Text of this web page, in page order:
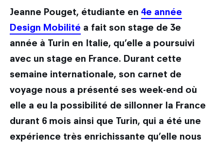
Jeanne Pouget, étudiante en 4e année
Design Mobilité a fait son stage de 3e
année à Turin en Italie, qu’elle a poursuivi
avec un stage en France. Durant cette
semaine internationale, son carnet de
voyage nous a présenté ses week-end où
elle a eu la possibilité de sillonner la France
durant 6 mois ainsi que Turin, qui a été une
expérience très enrichissante qu’elle nous